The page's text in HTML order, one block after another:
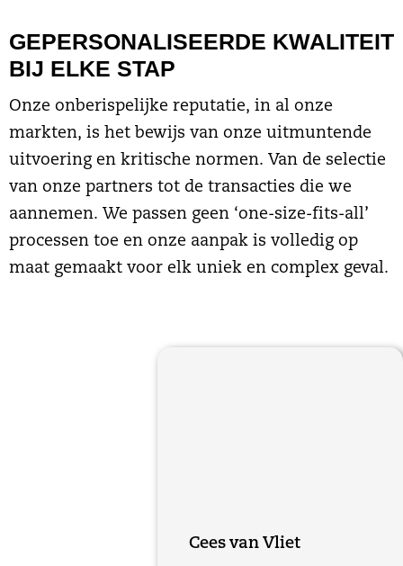
GEPERSONALISEERDE KWALITEIT
BIJ ELKE STAP
Onze onberispelijke reputatie, in al onze
markten, is het bewijs van onze uitmuntende
uitvoering en kritische normen. Van de selectie
van onze partners tot de transacties die we
aannemen. We passen geen ‘one-size-fits-all’
processen toe en onze aanpak is volledig op
maat gemaakt voor elk uniek en complex geval.
Cees van Vliet